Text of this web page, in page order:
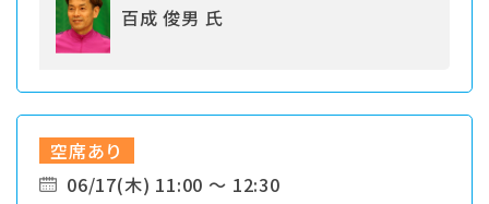
百成 俊男 氏
空席あり
06/17(木) 11:00 ～ 12:30